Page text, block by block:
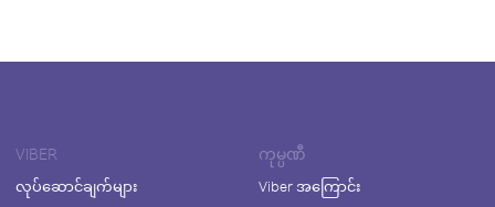
VIBER
လုပ်ဆောင်ချက်များ
ကုမ္ပဏီ
Viber အကြောင်း